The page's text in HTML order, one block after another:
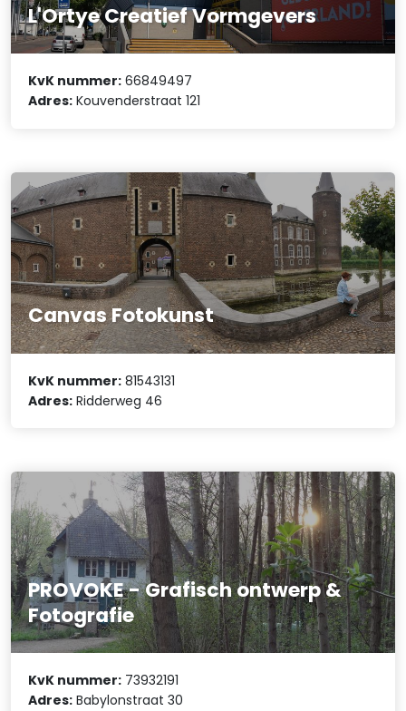
L'Ortye Creatief Vormgevers
KvK nummer: 66849497
Adres: Kouvenderstraat 121
Canvas Fotokunst
KvK nummer: 81543131
Adres: Ridderweg 46
PROVOKE - Grafisch ontwerp &
Fotografie
KvK nummer: 73932191
Adres: Babylonstraat 30